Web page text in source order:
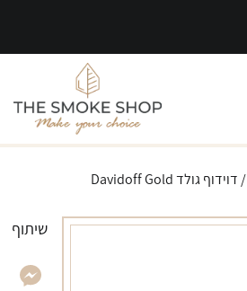
/ דוידוף גולד Davidoff Gold
שיתוף